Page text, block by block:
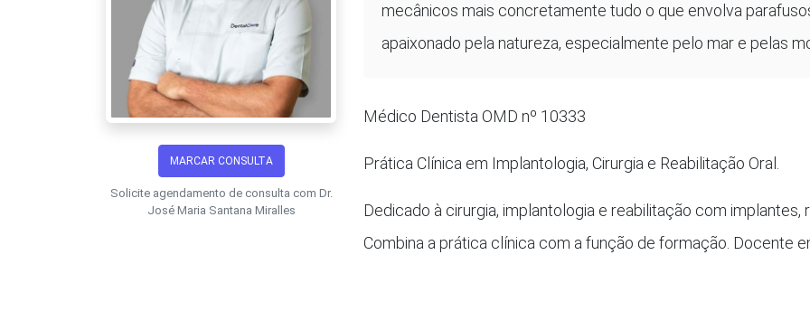
MARCAR CONSULTA
Solicite agendamento de consulta com Dr.
José Maria Santana Miralles
mecânicos mais concretamente tudo o que envolva
apaixonado pela natureza, especialmente pelo mar e pelas
Médico Dentista OMD nº 10333
Prática Clínica em Implantologia, Cirurgia e Reabilitação Oral.
Dedicado à cirurgia, implantologia e reabilitação com implantes,
Combina a prática clínica com a função de formação. Docente